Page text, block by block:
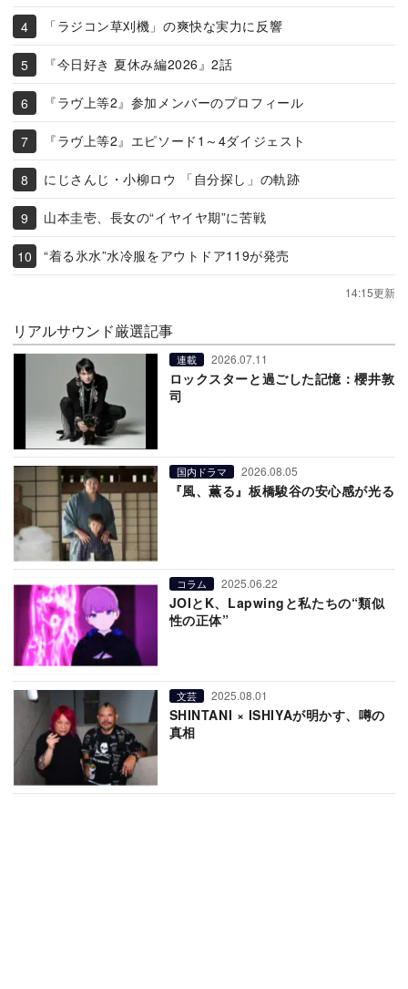
「ラジコン草刈機」の爽快な実力に反響
『今日好き 夏休み編2026』2話
『ラヴ上等2』参加メンバーのプロフィール
『ラヴ上等2』エピソード1～4ダイジェスト
にじさんじ・小柳ロウ 「自分探し」の軌跡
山本圭壱、長女の“イヤイヤ期”に苦戦
“着る氷水”水冷服をアウトドア119が発売
14:15更新
リアルサウンド厳選記事
連載 2026.07.11
ロックスターと過ごした記憶：櫻井敦
司
国内ドラマ 2026.08.05
『風、薫る』板橋駿谷の安心感が光る
コラム 2025.06.22
JOIとK、Lapwingと私たちの“類似
性の正体”
文芸 2025.08.01
SHINTANI × ISHIYAが明かす、噂の
真相